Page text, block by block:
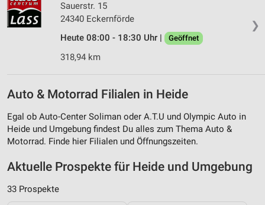
❯
Sauerstr. 15
24340 Eckernförde
Heute 08:00 - 18:30 Uhr |
Geöffnet
318,94 km
Auto & Motorrad Filialen in Heide
Egal ob Auto-Center Soliman oder A.T.U und Olympic Auto in
Heide und Umgebung findest Du alles zum Thema Auto &
Motorrad. Finde hier Filialen und Öffnungszeiten.
Aktuelle Prospekte für Heide und Umgebung
33 Prospekte